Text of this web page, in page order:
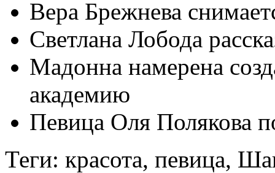
Вера Брежнева
Светлана Лобода
Мадонна намерена
академию
Певица Оля Полякова
Теги: красота, певица,